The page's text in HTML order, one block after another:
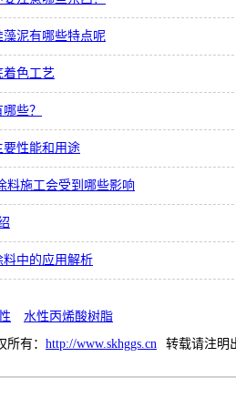
泥有哪些特点呢
着色工艺
些？
要性能和用途
料施工会受到哪些影响
中的应用解析
水性丙烯酸树脂
所有： http://www.skhggs.cn 转载请注明